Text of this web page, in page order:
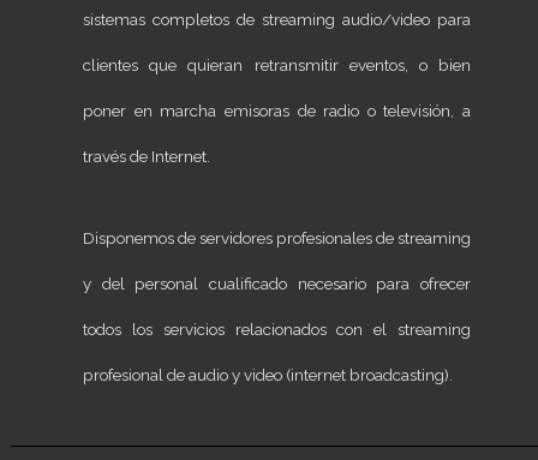
sistemas completos de streaming audio/video para
clientes que quieran retransmitir eventos, o bien
poner en marcha emisoras de radio o televisión, a
través de Internet.
Disponemos de servidores profesionales de streaming
y del personal cualificado necesario para ofrecer
todos los servicios relacionados con el streaming
profesional de audio y video (internet broadcasting).